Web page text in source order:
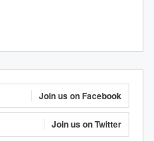
Join us on Facebook
Join us on Twitter